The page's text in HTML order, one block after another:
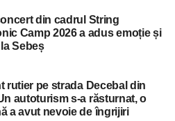
din cadrul String
Camp 2026 a adus emoție și
Sebeș
rutier pe strada Decebal din
autoturism s-a răsturnat, o
a avut nevoie de îngrijiri